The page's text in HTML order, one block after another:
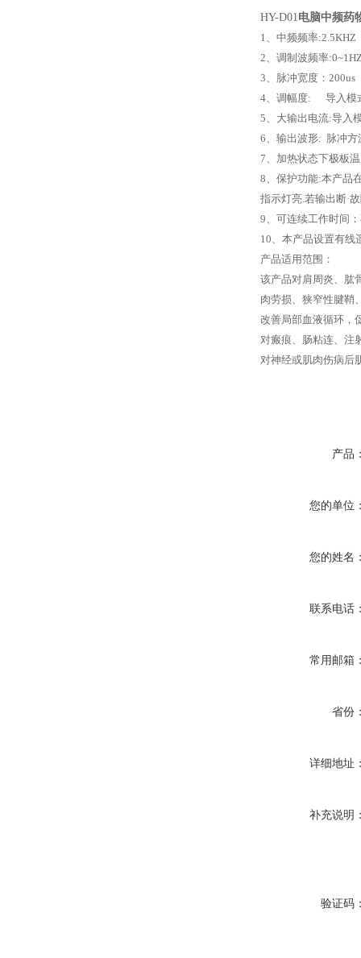
HY-D01电脑中频药
1、中频频率:2.5KHZ
2、调制波频率
3、脉冲宽度：200us
4、调幅度: 导入模
5、大输出电流:导入
6、输出波形: 脉冲方
7、加热状态下极板
8、保护功能:本产品
指示灯亮.若输出断·
9、可连续工作时间
10、本产品设置有线
产品适用范围：
该产品对肩周炎、肱
肉劳损、狭窄性腱鞘
改善局部血液循环，
对瘢痕、肠粘连、注
对神经或肌肉伤病后
产品
您的单位
您的姓名
联系电话
常用邮箱
省份
详细地址
补充说明
验证码